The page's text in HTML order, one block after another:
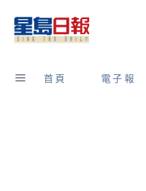
content
首頁 電子報